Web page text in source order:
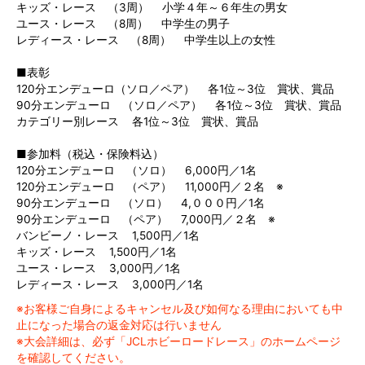
キッズ・レース （3周） 小学４年～６年生の男女
ユース・レース （8周） 中学生の男子
レディース・レース （8周） 中学生以上の女性
■表彰
120分エンデューロ（ソロ／ペア） 各1位～3位 賞状、賞品
90分エンデューロ （ソロ／ペア） 各1位～3位 賞状、賞品
カテゴリー別レース 各1位～3位 賞状、賞品
■参加料（税込・保険料込）
120分エンデューロ （ソロ） 6,000円／1名
120分エンデューロ （ペア） 11,000円／２名 ※
90分エンデューロ （ソロ） 4,０００円／1名
90分エンデューロ （ペア） 7,000円／２名 ※
バンビーノ・レース 1,500円／1名
キッズ・レース 1,500円／1名
ユース・レース 3,000円／1名
レディース・レース 3,000円／1名
※お客様ご自身によるキャンセル及び如何なる理由においても中
止になった場合の返金対応は行いません
※大会詳細は、必ず「JCLホビーロードレース」のホームページ
を確認してください。